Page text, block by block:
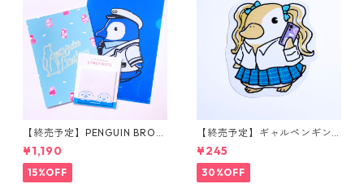
【終売予定】PENGUIN BROT
HERS ステーショナリーセット
¥1,190
15%OFF
【終売予定】ギャルペンギン
ステッカー
¥245
30%OFF